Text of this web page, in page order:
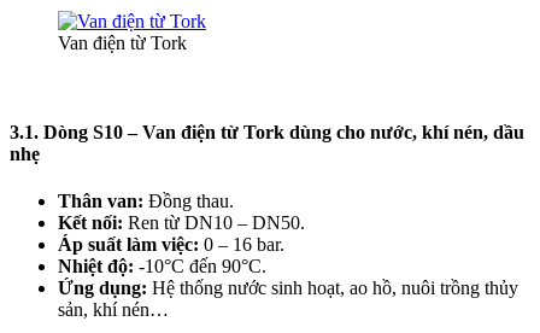
Van điện từ Tork
3.1. Dòng S10 – Van điện từ Tork dùng cho nước, khí nén, dầu
nhẹ
Thân van: Đồng thau.
Kết nối: Ren từ DN10 – DN50.
Áp suất làm việc: 0 – 16 bar.
Nhiệt độ: -10°C đến 90°C.
Ứng dụng: Hệ thống nước sinh hoạt, ao hồ, nuôi trồng thủy
sản, khí nén…